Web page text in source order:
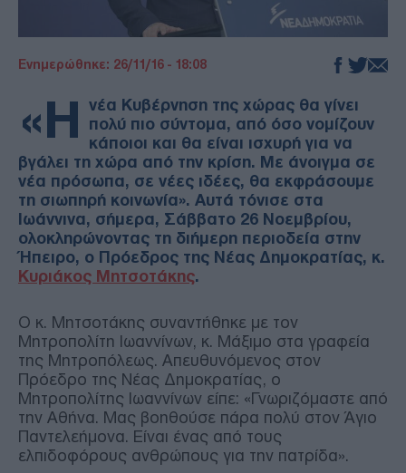
Ενημερώθηκε: 26/11/16 - 18:08
«Η νέα Κυβέρνηση της χώρας θα γίνει
πολύ πιο σύντομα, από όσο νομίζουν
κάποιοι και θα είναι ισχυρή για να
βγάλει τη χώρα από την κρίση. Με άνοιγμα σε
νέα πρόσωπα, σε νέες ιδέες, θα εκφράσουμε
τη σιωπηρή κοινωνία». Αυτά τόνισε στα
Ιωάννινα, σήμερα, Σάββατο 26 Νοεμβρίου,
ολοκληρώνοντας τη διήμερη περιοδεία στην
Ήπειρο, ο Πρόεδρος της Νέας Δημοκρατίας, κ.
Κυριάκος Μητσοτάκης.
Ο κ. Μητσοτάκης συναντήθηκε με τον
Μητροπολίτη Ιωαννίνων, κ. Μάξιμο στα γραφεία
της Μητροπόλεως. Απευθυνόμενος στον
Πρόεδρο της Νέας Δημοκρατίας, ο
Μητροπολίτης Ιωαννίνων είπε: «Γνωριζόμαστε από
την Αθήνα. Μας βοηθούσε πάρα πολύ στον Άγιο
Παντελεήμονα. Είναι ένας από τους
ελπιδοφόρους ανθρώπους για την πατρίδα».